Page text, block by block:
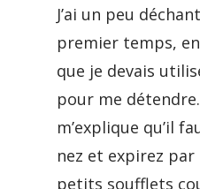
J’ai un peu
premier temps,
que je devais
pour me
m’explique qu’il
nez et expirez par
petits soufflets